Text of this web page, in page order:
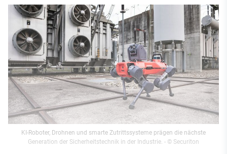
KI-Roboter, Drohnen und smarte Zutrittssysteme prägen die nächste
Generation der Sicherheitstechnik in der Industrie. - © Securiton